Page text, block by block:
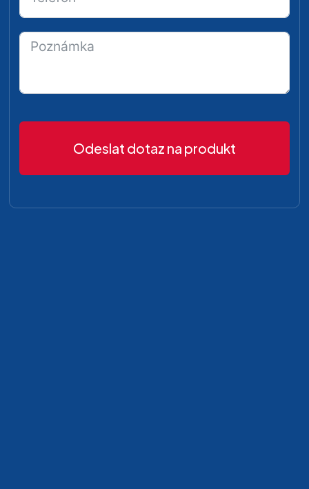
Odeslat dotaz na produkt